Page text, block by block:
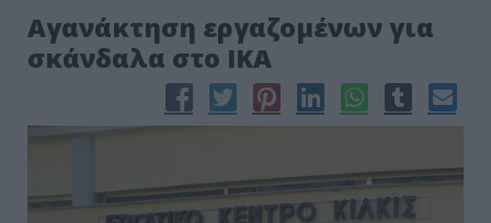
Αγανάκτηση εργαζομένων για
σκάνδαλα στο ΙΚΑ